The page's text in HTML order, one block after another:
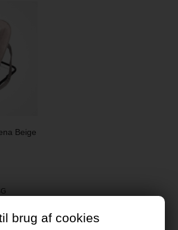
brug af cookies
Beige